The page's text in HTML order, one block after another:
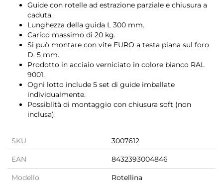
Guide con rotelle ad estrazione parziale e chiusura a
caduta.
Lunghezza della guida L 300 mm.
Carico massimo di 20 kg.
Si può montare con vite EURO a testa piana sul foro
D. 5 mm.
Prodotto in acciaio verniciato in colore bianco RAL
9001.
Ogni lotto include 5 set di guide imballate
individualmente.
Possiblità di montaggio con chiusura soft (non
inclusa).
SKU 3007612
EAN 8432393004846
Modello Rotellina